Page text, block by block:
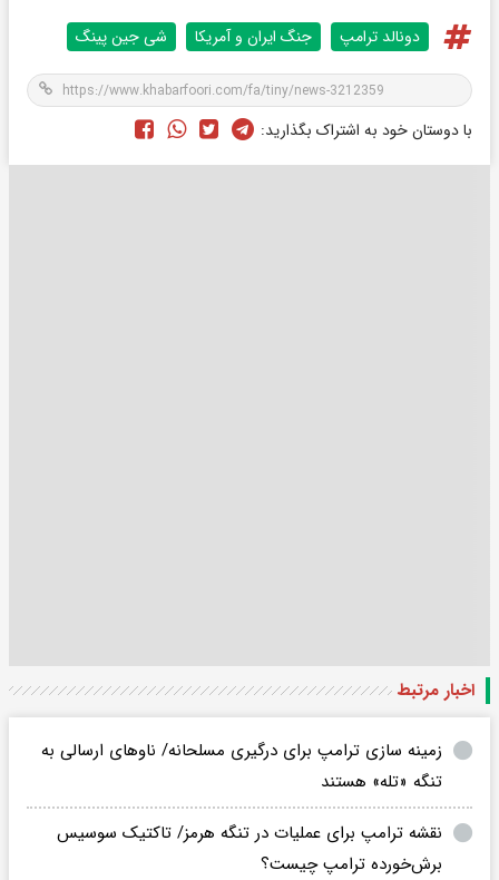
دونالد ترامپ جنگ ایران و آمریکا شی جین پینگ
با دوستان خود به اشتراک بگذارید:
اخبار مرتبط
زمینه سازی ترامپ برای درگیری مسلحانه/ ناوهای ارسالی به
تنگه «تله» هستند
نقشه ترامپ برای عملیات در تنگه هرمز/ تاکتیک سوسیس
برش‌خورده ترامپ چیست؟